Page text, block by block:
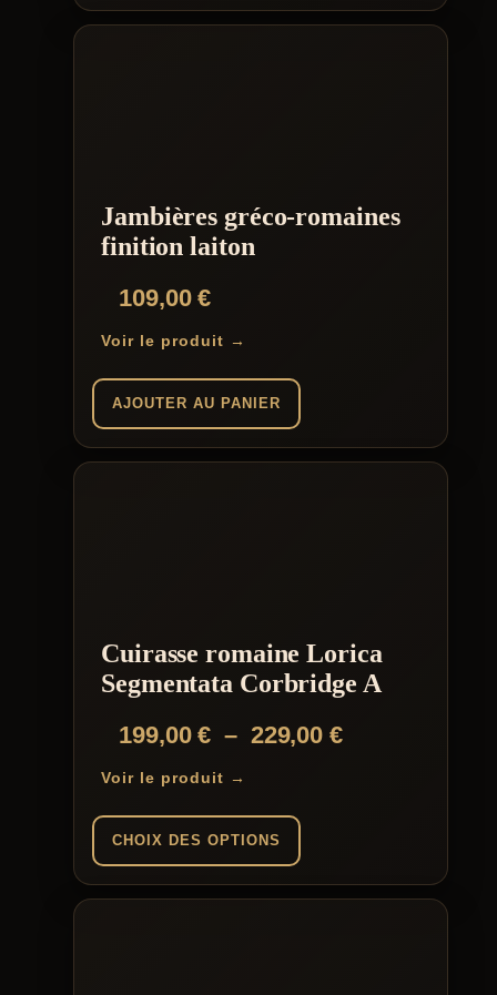
Jambières gréco-romaines
finition laiton
109,00€
Voir le produit →
AJOUTER AU PANIER
Cuirasse romaine Lorica
Segmentata Corbridge A
199,00€ – 229,00€Plage
229,00 €
Voir le produit →
CHOIX DES OPTIONS
produit